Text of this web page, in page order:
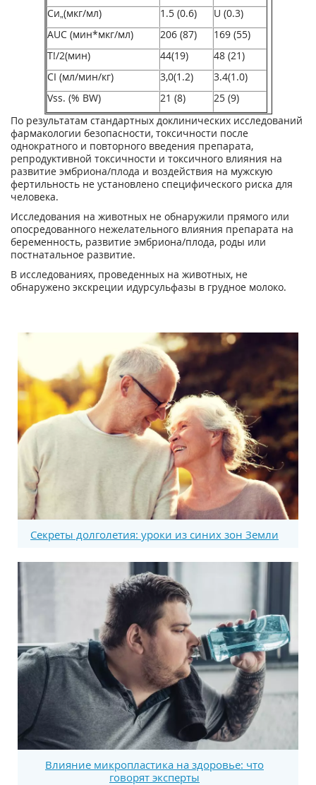
Си„(мкг/мл) 1.5 (0.6)
U (0.3)
AUC (мин*мкг/мл)
206 (87)
169 (55)
Т!/2(мин) 44(19)
48 (21)
CI (мл/мин/кг)
3,0(1.2)
3.4(1.0)
Vss. (% BW)
21 (8)
25 (9)
По результатам стандартных доклинических исследований
фармакологии безопасности, токсичности после
однократного и повторного введения препарата,
репродуктивной токсичности и токсичного влияния на
развитие эмбриона/плода и воздействия на мужскую
фертильность не установлено специфического риска для
человека.
Исследования на животных не обнаружили прямого или
опосредованного нежелательного влияния препарата на
беременность, развитие эмбриона/плода, роды или
постнатальное развитие.
В исследованиях, проведенных на животных, не
обнаружено экскреции идурсульфазы в грудное молоко.
Секреты долголетия: уроки из синих зон Земли
Влияние микропластика на здоровье: что
говорят эксперты